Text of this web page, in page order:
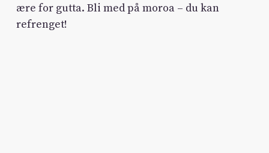
ære for gutta. Bli med på moroa – du kan
refrenget!